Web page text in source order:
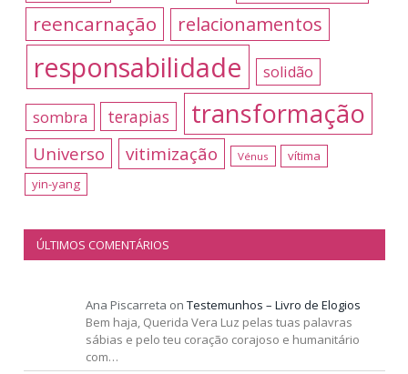
reencarnação relacionamentos
responsabilidade solidão
sombra terapias transformação
Universo vitimização Vénus
vítima
yin-yang
ÚLTIMOS COMENTÁRIOS
Ana Piscarreta on Testemunhos – Livro de Elogios
Bem haja, Querida Vera Luz pelas tuas palavras
sábias e pelo teu coração corajoso e humanitário
com…